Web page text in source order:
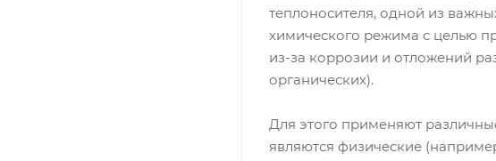
теплоносителя, одной из
химического режима с целью
из-за коррозии и отложений
органических).
Для этого применяют
являются физические